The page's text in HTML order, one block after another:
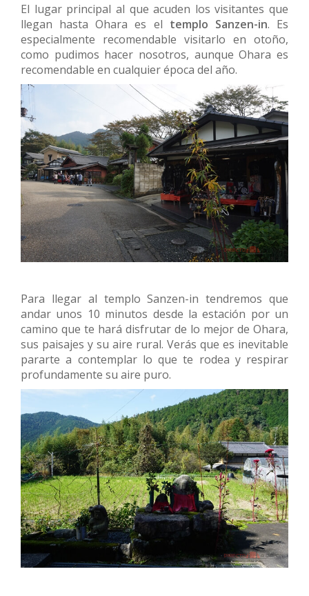
El lugar principal al que acuden los visitantes que
llegan hasta Ohara es el templo Sanzen-in. Es
especialmente recomendable visitarlo en otoño,
como pudimos hacer nosotros, aunque Ohara es
recomendable en cualquier época del año.
Para llegar al templo Sanzen-in tendremos que
andar unos 10 minutos desde la estación por un
camino que te hará disfrutar de lo mejor de Ohara,
sus paisajes y su aire rural. Verás que es inevitable
pararte a contemplar lo que te rodea y respirar
profundamente su aire puro.